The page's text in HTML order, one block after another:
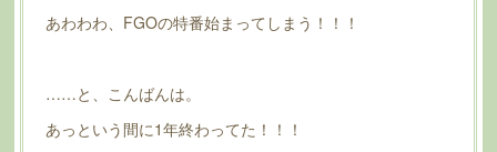
あわわわ、FGOの特番始まってしまう！！！
……と、こんばんは。
あっという間に1年終わってた！！！